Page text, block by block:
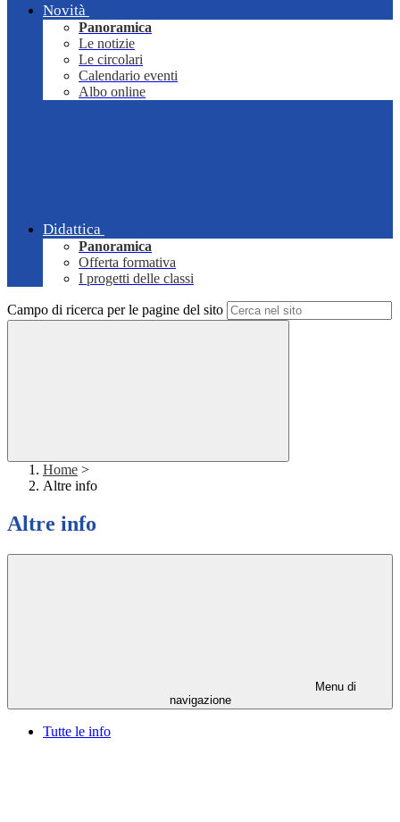
Novità
Panoramica
Le notizie
Le circolari
Calendario eventi
Albo online
Didattica
Panoramica
Offerta formativa
I progetti delle classi
Campo di ricerca per le pagine del sito
Home >
Altre info
Altre info
Menu di
navigazione
Tutte le info